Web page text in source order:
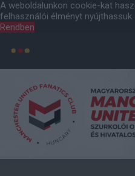
A weboldalunkon cookie-kat
felhasználói élményt nyújthassuk.
Rendben